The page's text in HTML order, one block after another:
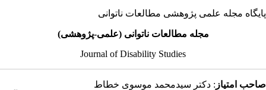
مجله علمی پژوهشی مطالعات ناتوانی
مجله مطالعات ناتوانی (علمی-پژوهشی)
Journal of Disability Studies
امتیاز : دکتر سیدمحمد موسوی خطاط